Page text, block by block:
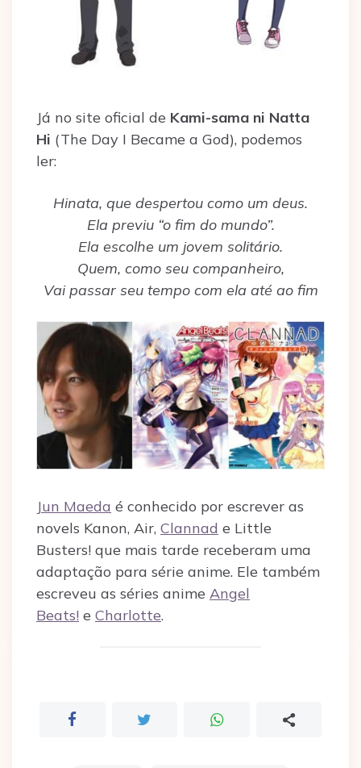
Já no site oficial de Kami-sama ni Natta
Hi (The Day I Became a God), podemos
ler:
Hinata, que despertou como um deus.
Ela previu “o fim do mundo”.
Ela escolhe um jovem solitário.
Quem, como seu companheiro,
Vai passar seu tempo com ela até ao fim
Jun Maeda é conhecido por escrever as
novels Kanon, Air, Clannad e Little
Busters! que mais tarde receberam uma
adaptação para série anime. Ele também
escreveu as séries anime Angel
Beats! e Charlotte.